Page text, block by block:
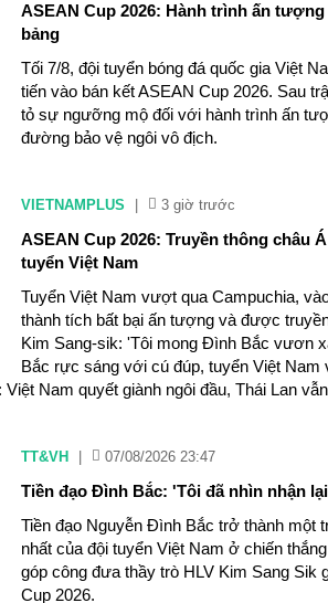
ASEAN Cup 2026: Hành trình ấn
bảng
Tối 7/8, đội tuyển bóng đá quốc gia Việt
tiến vào bán kết ASEAN Cup 2026. Sau
tỏ sự ngưỡng mộ đối với hành trình ấn
đường bảo vệ ngôi vô địch.
VIETNAMPLUS 3 giờ trước
ASEAN Cup 2026: Truyền thông châu
tuyển Việt Nam
Tuyển Việt Nam vượt qua Campuchia,
thành tích bất bại ấn tượng và được
Kim Sang-sik: 'Tôi mong Đình Bắc vươn
Bắc rực sáng với cú đúp, tuyển Việt Nam
Nam quyết giành ngôi đầu, Thái Lan
TT&VH 07/08/2026 23:47
Tiền đạo Đình Bắc: 'Tôi đã nhìn nhận
Tiền đạo Nguyễn Đình Bắc trở thành một
nhất của đội tuyển Việt Nam ở chiến
góp công đưa thầy trò HLV Kim Sang Sik
Cup 2026.